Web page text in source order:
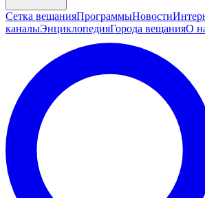
Сетка вещанияПрограммыНовости
каналыЭнциклопедияГорода вещанияО